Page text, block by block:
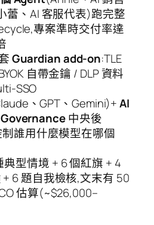
蕾、AI 客服代表)跑完整
專案準時交付率達
Guardian add-on:TLE
自帶金鑰 / DLP 資料
SSO
、GPT、Gemini)+AI
中央後
誰用什麼模型在哪個
典型情境 + 6 個紅旗 + 4
6 題自我檢核,文末有 50
估算(~$26,000–